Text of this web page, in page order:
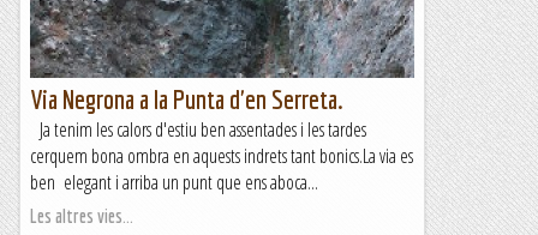
Via Negrona a la Punta d'en Serreta.
Ja tenim les calors d'estiu ben assentades i les tardes
cerquem bona ombra en aquests indrets tant bonics.La via es
ben elegant i arriba un punt que ens aboca...
Les altres vies...